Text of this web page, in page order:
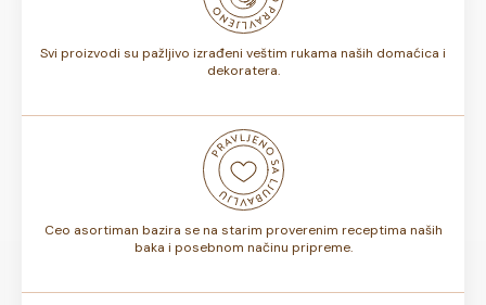
Svi proizvodi su pažljivo izrađeni veštim rukama naših domaćica i
dekoratera.
Ceo asortiman bazira se na starim proverenim receptima naših
baka i posebnom načinu pripreme.